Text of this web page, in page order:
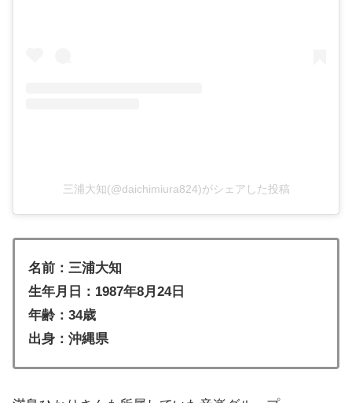
三浦大知(@daichimiura824)がシェアした投稿
名前：三浦大知
生年月日：1987年8月24日
年齢：34歳
出身：沖縄県